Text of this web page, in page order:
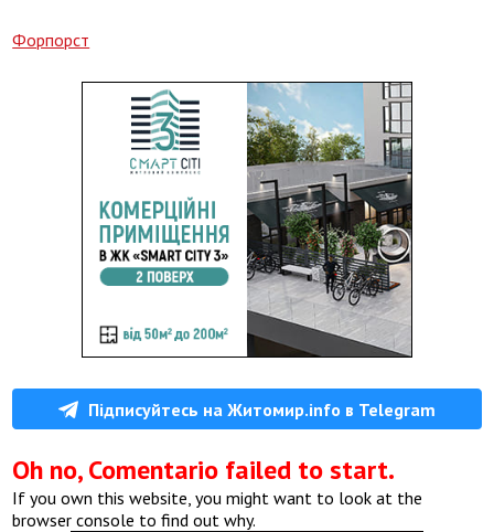
Форпорст
Підписуйтесь на Житомир.info в Telegram
Oh no, Comentario failed to start.
If you own this website, you might want to look at the
browser console to find out why.